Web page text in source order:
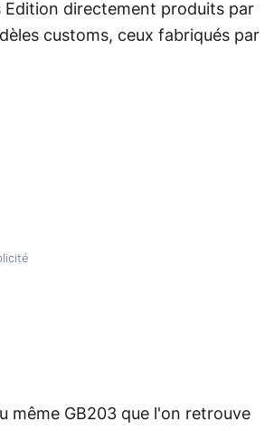
Edition directement produits par
customs, ceux fabriqués par
même GB203 que l'on retrouve